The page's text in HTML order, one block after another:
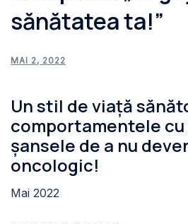
sănătatea ta!”
MAI 2, 2022
Un stil de viață
comportamentele
șansele de a nu
oncologic!
Mai 2022